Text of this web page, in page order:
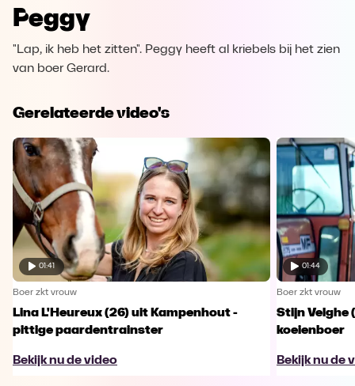
Opera
Peggy
"Lap, ik heb het zitten". Peggy heeft al kriebels bij het zien
van boer Gerard.
Gerelateerde video's
01:41
Boer zkt vrouw
Lina L'Heureux (26) uit Kampenhout -
pittige paardentrainster
Bekijk nu de video
01:44
Boer zkt vrouw
Stijn Velghe
koeienboer
Bekijk nu de